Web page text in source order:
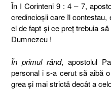
În I Corinteni 9 : 4 – 7,
credincioșii care îl contestau,
el de fapt și ce preț trebuia
Dumnezeu !
În primul rând, apostolul
personal i s-a cerut să aibă
grea și mai strictă decât a